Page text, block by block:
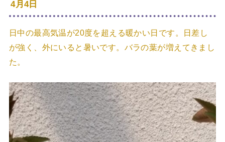
4月4日
日中の最高気温が20度を超える暖かい日です。日差し
が強く、外にいると暑いです。バラの葉が増えてきまし
た。